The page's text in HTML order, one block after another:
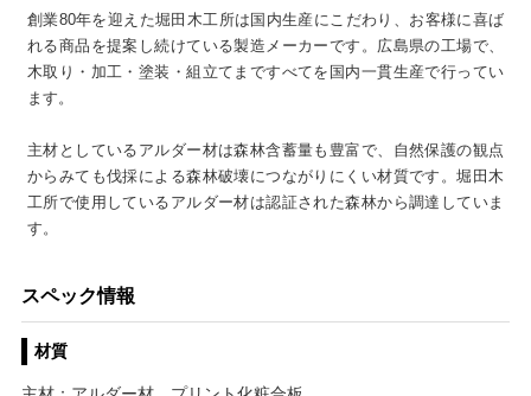
創業80年を迎えた堀田木工所は国内生産にこだわり、お客様に喜ば
れる商品を提案し続けている製造メーカーです。広島県の工場で、
木取り・加工・塗装・組立てまですべてを国内一貫生産で行ってい
ます。
主材としているアルダー材は森林含蓄量も豊富で、自然保護の観点
からみても伐採による森林破壊につながりにくい材質です。堀田木
工所で使用しているアルダー材は認証された森林から調達していま
す。
スペック情報
材質